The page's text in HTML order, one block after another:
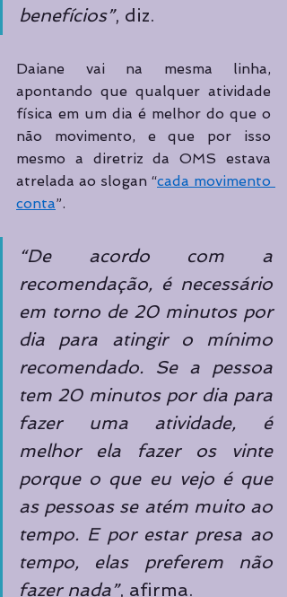
benefícios”, diz.
Daiane vai na mesma linha,
apontando que qualquer atividade
física em um dia é melhor do que o
não movimento, e que por isso
mesmo a diretriz da OMS estava
atrelada ao slogan “cada movimento
conta”.
“De acordo com a
recomendação, é necessário
em torno de 20 minutos por
dia para atingir o mínimo
recomendado. Se a pessoa
tem 20 minutos por dia para
fazer uma atividade, é
melhor ela fazer os vinte
porque o que eu vejo é que
as pessoas se atém muito ao
tempo. E por estar presa ao
tempo, elas preferem não
fazer nada”, afirma.